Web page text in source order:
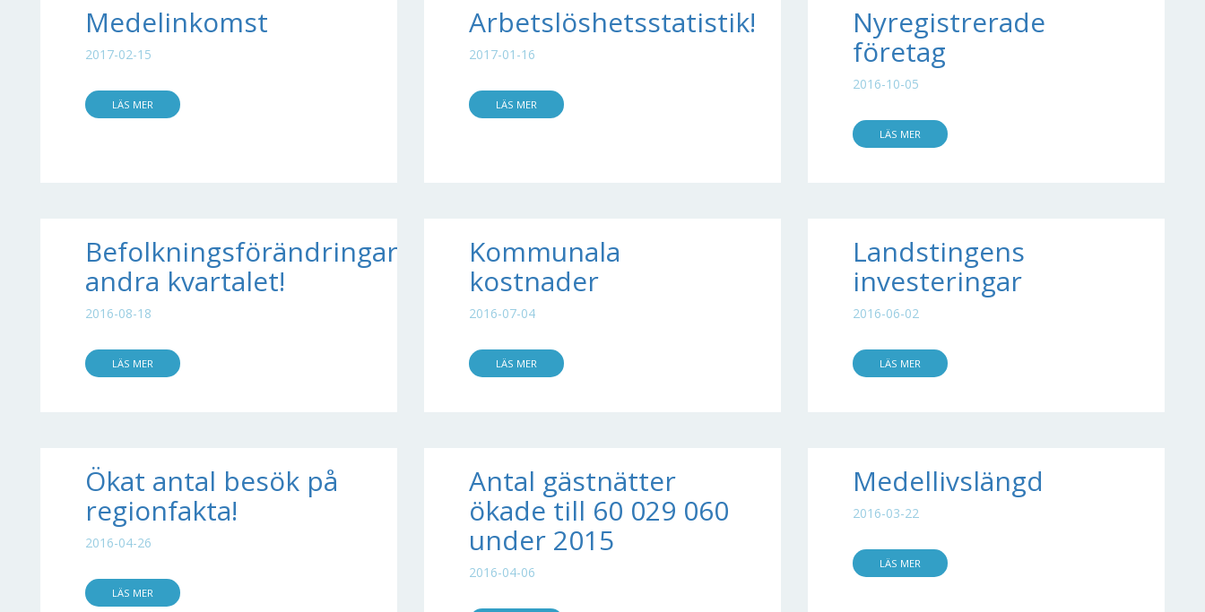
Medelinkomst
2017-02-15
LÄS MER
Arbetslöshetsstatistik!
2017-01-16
LÄS MER
Nyregistrerade
företag
2016-10-05
LÄS MER
Befolkningsförändringar
andra kvartalet!
2016-08-18
LÄS MER
Kommunala
kostnader
2016-07-04
LÄS MER
Landstingens
investeringar
2016-06-02
LÄS MER
Ökat antal besök på
regionfakta!
2016-04-26
LÄS MER
Antal gästnätter
ökade till 60 029 060
under 2015
2016-04-06
Medellivslängd
2016-03-22
LÄS MER